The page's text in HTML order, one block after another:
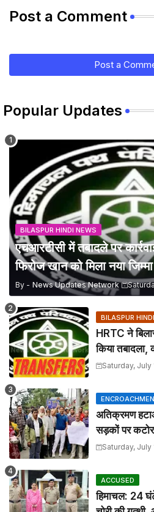
Post a Comment
Post a
Popular Updates
BILASPUR HINDI NEWS
एचआरटीसी में तबादले पर
फिरोज खान को मिला नया जिम्मा
By - News Updates Network
BILASPUR
HRTC ने
किया तबादला,
Saturday, July
अतिक्रमण
सड़कों पर
Saturday, July
ACCUSED
हिमाचल: 24